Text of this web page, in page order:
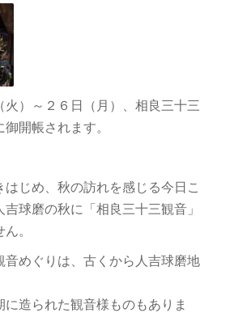
火）～２６日（月）、相良三十三
開帳されます。
はじめ、秋の訪れを感じる今日こ
球磨の秋に「相良三十三観音」
。
音めぐりは、古くから人吉球磨地
に造られた観音様ものもありま